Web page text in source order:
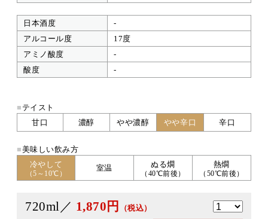
日本酒度
-
アルコール度
17度
アミノ酸度
-
酸度
-
■ テイスト
甘口
濃醇 やや濃醇 やや辛口 辛口
■美味しい飲み方
冷やして
（5～10℃）
室温 ぬる燗
（40℃前後）
熱燗
（50℃前後）
720ml／ 1,870円 （税込）